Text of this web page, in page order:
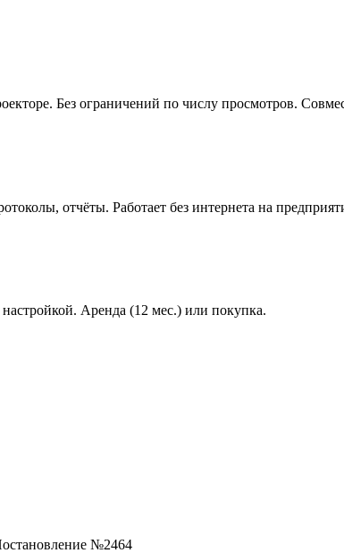
Без ограничений по числу просмотров.
отчёты. Работает без интернета на
Аренда (12 мес.) или покупка.
№2464